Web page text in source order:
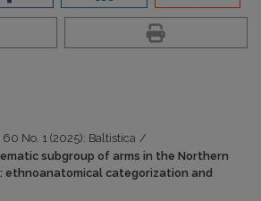
60 No. 1 (2025): Baltistica /
subgroup of arms in the Northern
ethnoanatomical categorization and